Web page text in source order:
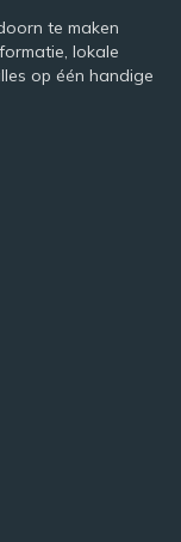
te maken
lokale
op één handige